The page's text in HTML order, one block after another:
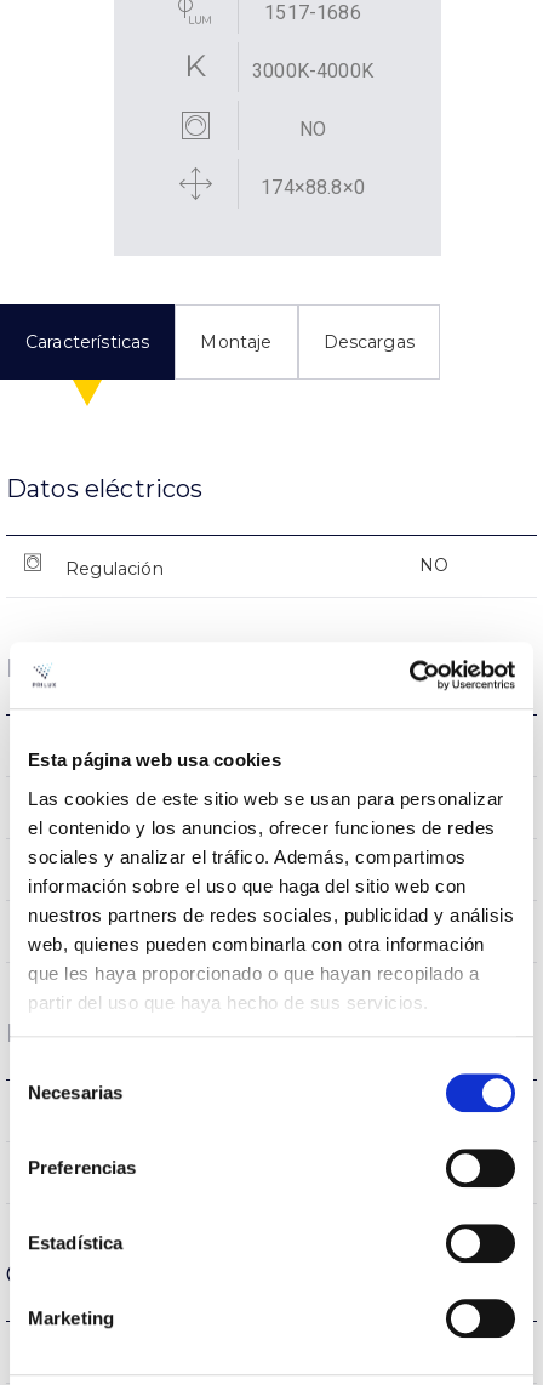
Esta página web usa cookies
Las cookies de este sitio web se usan para personalizar
el contenido y los anuncios, ofrecer funciones de redes
sociales y analizar el tráfico. Además, compartimos
información sobre el uso que haga del sitio web con
nuestros partners de redes sociales, publicidad y análisis
web, quienes pueden combinarla con otra información
que les haya proporcionado o que hayan recopilado a
partir del uso que haya hecho de sus servicios.
Necesarias
Preferencias
Estadística
Marketing
1517-1686
3000K-4000K
NO
174×88.8×0
Características Montaje Descargas
Datos eléctricos
Regulación NO
Dimensiones y Montaje
Peso
Dimensiones 174×88.8x0mm
Posición de montaje Empotrado Techo
Empalmable NO
Datos ópticos
3000K-4000K
CRI Índice de repr. cromática
Carcasa y Acabado